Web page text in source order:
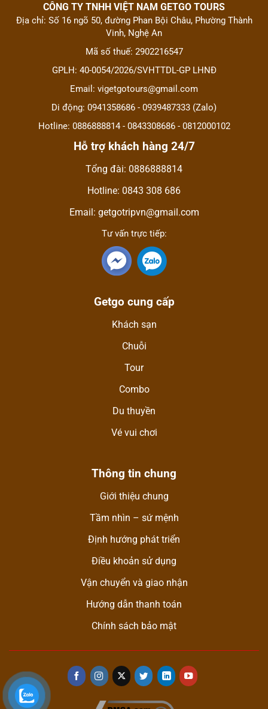
CÔNG TY TNHH VIỆT NAM GETGO TOURS
Địa chỉ: Số 16 ngõ 50, đường Phan Bội Châu, Phường Thành
Vinh, Nghệ An
Mã số thuế: 2902216547
GPLH: 40-0054/2026/SVHTTDL-GP LHNĐ
Email: vigetgotours@gmail.com
Di động: 0941358686 - 0939487333 (Zalo)
Hotline: 0886888814 - 0843308686 - 0812000102
Hỗ trợ khách hàng 24/7
Tổng đài: 0886888814
Hotline: 0843 308 686
Email: getgotripvn@gmail.com
Tư vấn trực tiếp:
Getgo cung cấp
Khách sạn
Chuỗi
Tour
Combo
Du thuyền
Vé vui chơi
Thông tin chung
Giới thiệu chung
Tầm nhìn – sứ mệnh
Định hướng phát triển
Điều khoản sử dụng
Vận chuyển và giao nhận
Hướng dẫn thanh toán
Chính sách bảo mật